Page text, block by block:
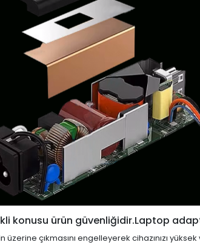
konusu ürün güvenliğidir.Laptop
çıkmasını engelleyerek cihazınızı